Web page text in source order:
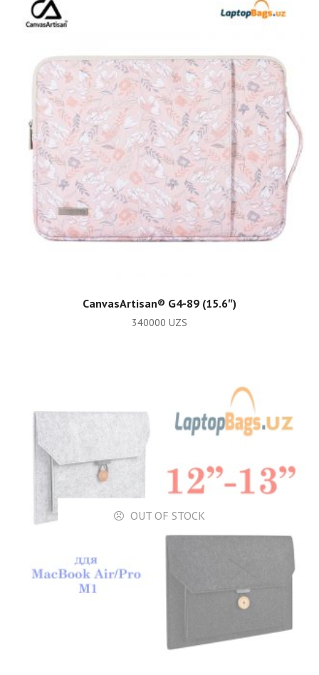
ADD TO CART
CanvasArtisan®️ G4-89 (15.6″)
340000 UZS
OUT OF STOCK